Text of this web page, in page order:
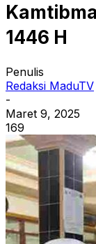
1446 H
Penulis
Redaksi MaduTV
-
Maret 9, 2025
169